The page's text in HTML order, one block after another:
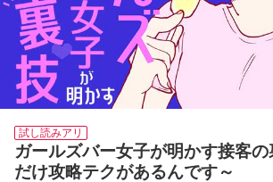
試し読みアリ
ガールズバー女子が明かす接客
だけ攻略テクがあるんです～
マイ本棚から探す
最近読んだ作品